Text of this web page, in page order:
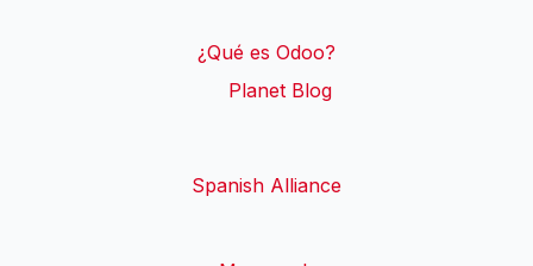
¿Qué es Odoo?
​Planet Blog ​
Spanish Alliance